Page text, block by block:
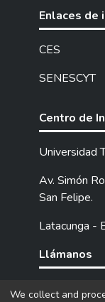
Enlaces de
CES
SENESCYT
Centro de
Universidad
Av. Simón
San Felipe.
Latacunga -
Llámanos
Tel: (593)
We collect and